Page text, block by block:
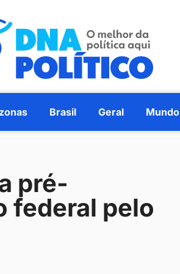
Brasil Geral Mundo
pré-
federal pelo